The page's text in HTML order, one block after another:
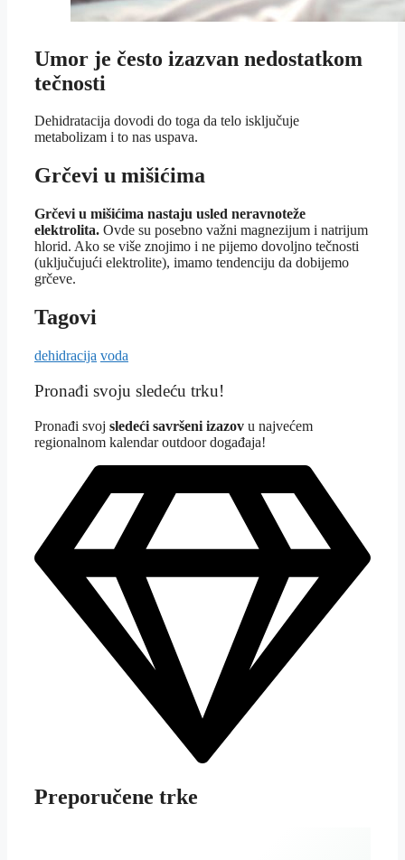
Umor je često izazvan nedostatkom
tečnosti
Dehidratacija dovodi do toga da telo isključuje
metabolizam i to nas uspava.
Grčevi u mišićima
Grčevi u mišićima nastaju usled neravnoteže
elektrolita. Ovde su posebno važni magnezijum i natrijum
hlorid. Ako se više znojimo i ne pijemo dovoljno tečnosti
(uključujući elektrolite), imamo tendenciju da dobijemo
grčeve.
Tagovi
dehidracija voda
Pronađi svoju sledeću trku!
Pronađi svoj sledeći savršeni izazov u najvećem
regionalnom kalendar outdoor događaja!
Preporučene trke